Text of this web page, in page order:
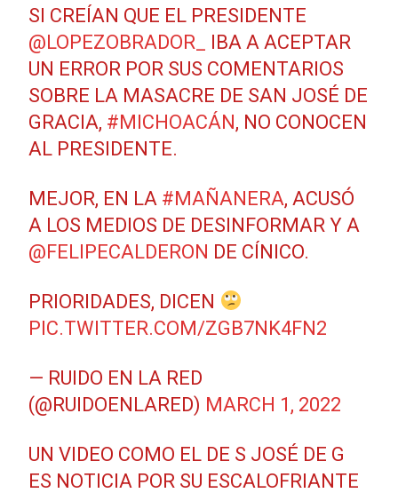
SI CREÍAN QUE EL PRESIDENTE
@LOPEZOBRADOR_
IBA A ACEPTAR
UN ERROR POR SUS COMENTARIOS
SOBRE LA MASACRE DE SAN JOSÉ DE
GRACIA, #MICHOACÁN, NO CONOCEN
AL PRESIDENTE.
MEJOR, EN LA #MAÑANERA, ACUSÓ
A LOS MEDIOS DE DESINFORMAR Y A
@FELIPECALDERON DE CÍNICO.
PRIORIDADES, DICEN
PIC.TWITTER.COM/ZGB7NK4FN2
— RUIDO EN LA RED
(@RUIDOENLARED) MARCH 1, 2022
UN VIDEO COMO EL DE S JOSÉ DE G
ES NOTICIA POR SU ESCALOFRIANTE